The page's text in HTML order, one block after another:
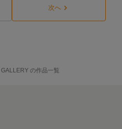
次へ
の作品一覧